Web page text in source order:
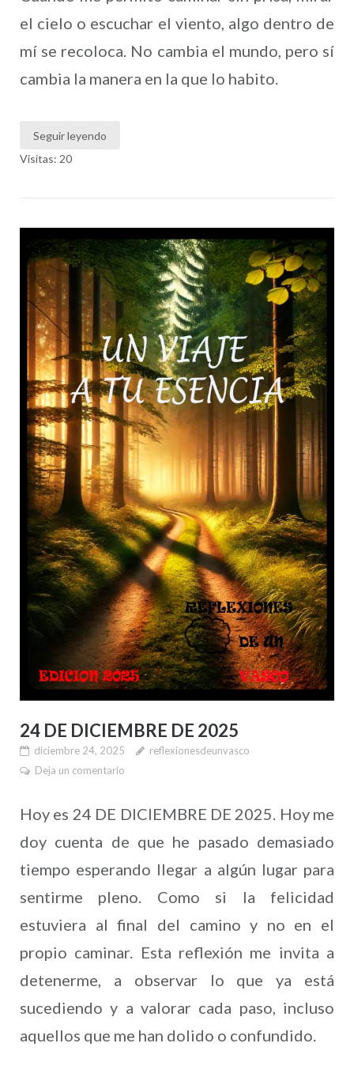
el cielo o escuchar el viento, algo dentro de
mí se recoloca. No cambia el mundo, pero sí
cambia la manera en la que lo habito.
Seguir leyendo
Visitas: 20
24 DE DICIEMBRE DE 2025
diciembre 24, 2025
reflexionesdeunvasco
Deja un comentario
Hoy es 24 DE DICIEMBRE DE 2025. Hoy me
doy cuenta de que he pasado demasiado
tiempo esperando llegar a algún lugar para
sentirme pleno. Como si la felicidad
estuviera al final del camino y no en el
propio caminar. Esta reflexión me invita a
detenerme, a observar lo que ya está
sucediendo y a valorar cada paso, incluso
aquellos que me han dolido o confundido.